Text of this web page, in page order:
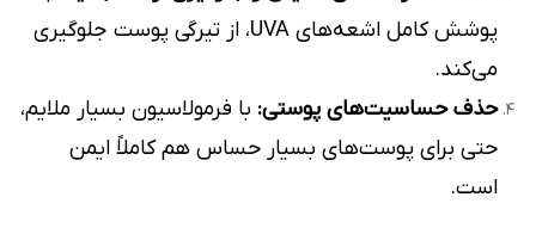
پوشش کامل اشعه‌های UVA، از تیرگی پوست جلوگیری
می‌کند.
حذف حساسیت‌های پوستی: با فرمولاسیون بسیار ملایم،
حتی برای پوست‌های بسیار حساس هم کاملاً ایمن
است.